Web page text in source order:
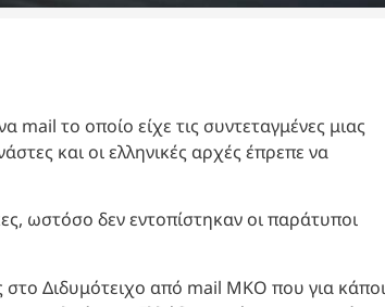
mail το οποίο είχε τις συντεταγμένες μιας
και οι ελληνικές αρχές έπρεπε να
ωστόσο δεν εντοπίστηκαν οι παράτυποι
στο Διδυμότειχο από mail ΜΚΟ που για